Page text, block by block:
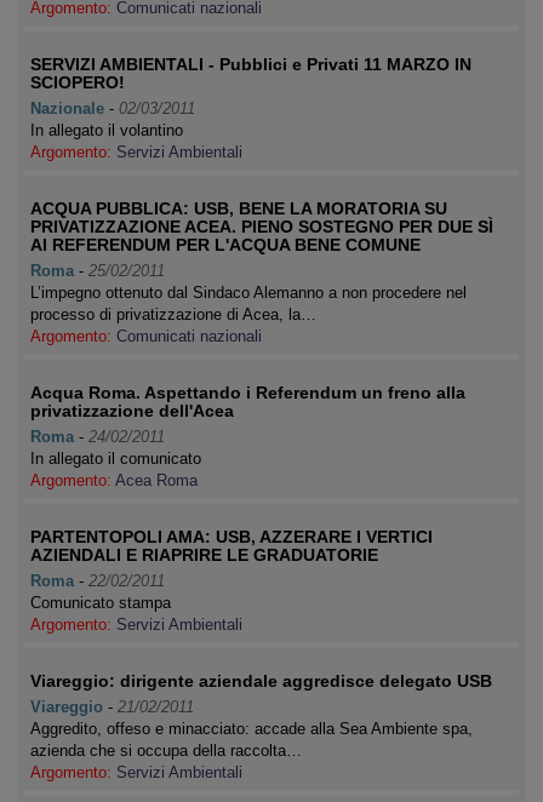
Argomento: Comunicati nazionali
SERVIZI AMBIENTALI - Pubblici e Privati 11 MARZO IN
SCIOPERO!
Nazionale - 02/03/2011
In allegato il volantino
Argomento: Servizi Ambientali
ACQUA PUBBLICA: USB, BENE LA MORATORIA SU
PRIVATIZZAZIONE ACEA. PIENO SOSTEGNO PER DUE SÌ
AI REFERENDUM PER L'ACQUA BENE COMUNE
Roma - 25/02/2011
L’impegno ottenuto dal Sindaco Alemanno a non procedere nel
processo di privatizzazione di Acea, la…
Argomento: Comunicati nazionali
Acqua Roma. Aspettando i Referendum un freno alla
privatizzazione dell'Acea
Roma - 24/02/2011
In allegato il comunicato
Argomento: Acea Roma
PARTENTOPOLI AMA: USB, AZZERARE I VERTICI
AZIENDALI E RIAPRIRE LE GRADUATORIE
Roma - 22/02/2011
Comunicato stampa
Argomento: Servizi Ambientali
Viareggio: dirigente aziendale aggredisce delegato USB
Viareggio - 21/02/2011
Aggredito, offeso e minacciato: accade alla Sea Ambiente spa,
azienda che si occupa della raccolta…
Argomento: Servizi Ambientali